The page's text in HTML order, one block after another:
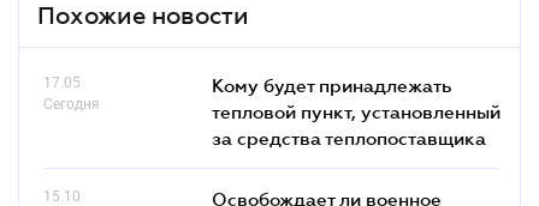
Похожие новости
17.05
Сегодня
Кому будет принадлежать
тепловой пункт, установленный
за средства теплопоставщика
15.10
Освобождает ли военное